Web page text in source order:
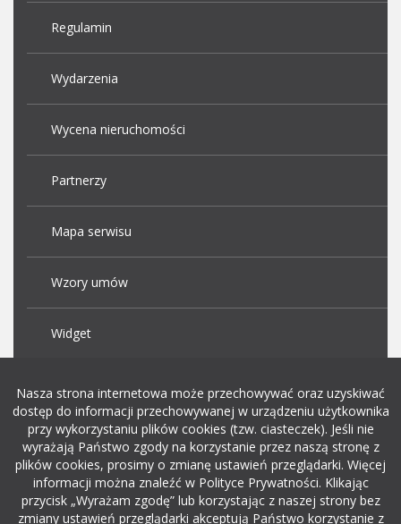
Regulamin
Wydarzenia
Wycena nieruchomości
Partnerzy
Mapa serwisu
Wzory umów
Widget
Dodaj ogłoszenie o pracę
rekrutacja w it
Nasza strona internetowa może przechowywać oraz uzyskiwać
dostęp do informacji przechowywanej w urządzeniu użytkownika
przy wykorzystaniu plików cookies (tzw. ciasteczek). Jeśli nie
wyrażają Państwo zgody na korzystanie przez naszą stronę z
plików cookies, prosimy o zmianę ustawień przeglądarki. Więcej
informacji można znaleźć w Polityce Prywatności. Klikając
przycisk „Wyrażam zgodę” lub korzystając z naszej strony bez
zmiany ustawień przeglądarki akceptują Państwo korzystanie z